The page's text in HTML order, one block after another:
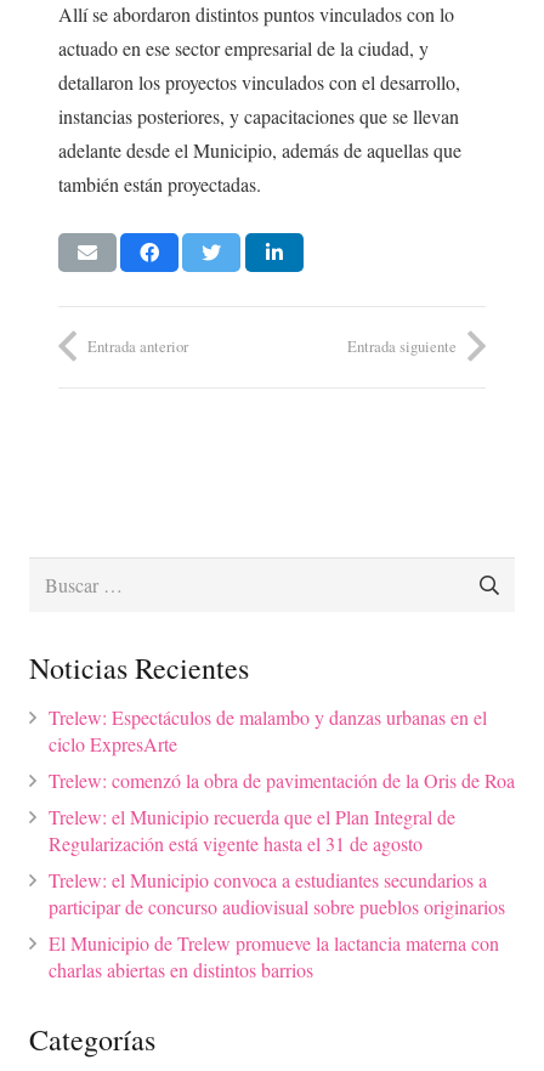
Allí se abordaron distintos puntos vinculados con lo
actuado en ese sector empresarial de la ciudad, y
detallaron los proyectos vinculados con el desarrollo,
instancias posteriores, y capacitaciones que se llevan
adelante desde el Municipio, además de aquellas que
también están proyectadas.
Entrada anterior Entrada siguiente
Buscar:
Noticias Recientes
Trelew: Espectáculos de malambo y danzas urbanas en el
ciclo ExpresArte
Trelew: comenzó la obra de pavimentación de la Oris de Roa
Trelew: el Municipio recuerda que el Plan Integral de
Regularización está vigente hasta el 31 de agosto
Trelew: el Municipio convoca a estudiantes secundarios a
participar de concurso audiovisual sobre pueblos originarios
El Municipio de Trelew promueve la lactancia materna con
charlas abiertas en distintos barrios
Categorías